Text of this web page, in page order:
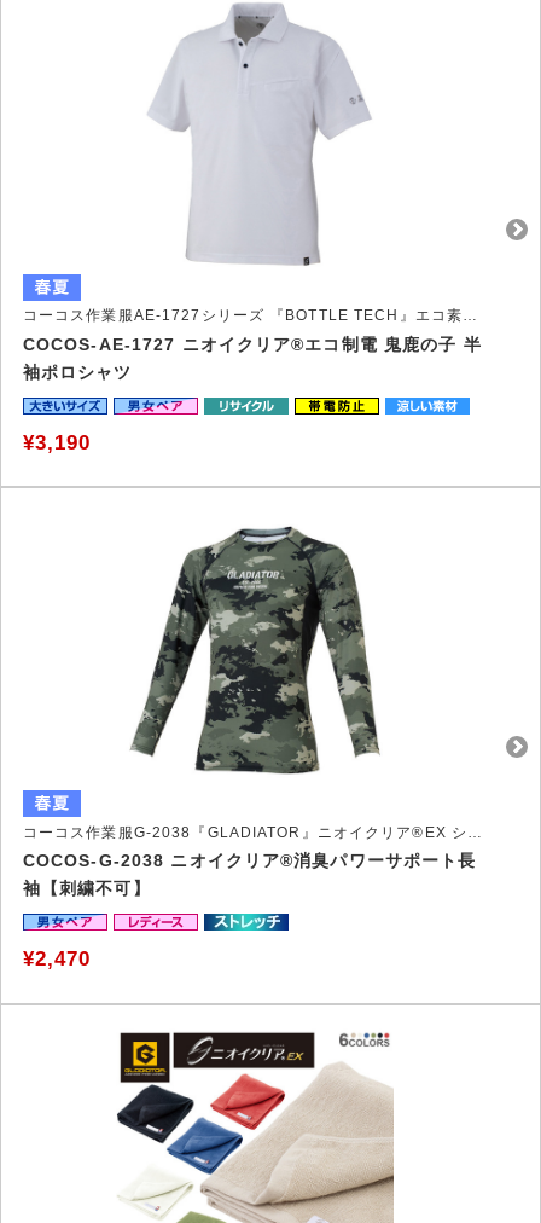
コーコス作業服AE-1727シリーズ 『BOTTLE TECH』エコ素材とニオイクリア®EXの鬼鹿の子ポロシャツ
COCOS-AE-1727 ニオイクリア®エコ制電 鬼鹿の子 半
袖ポロシャツ
¥3,190
COCOS-G-2038 ニオイクリア®消臭パワーサポート長
袖【刺繍不可】
¥2,470